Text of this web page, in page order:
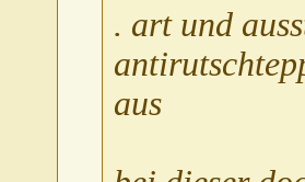
. art und
aus